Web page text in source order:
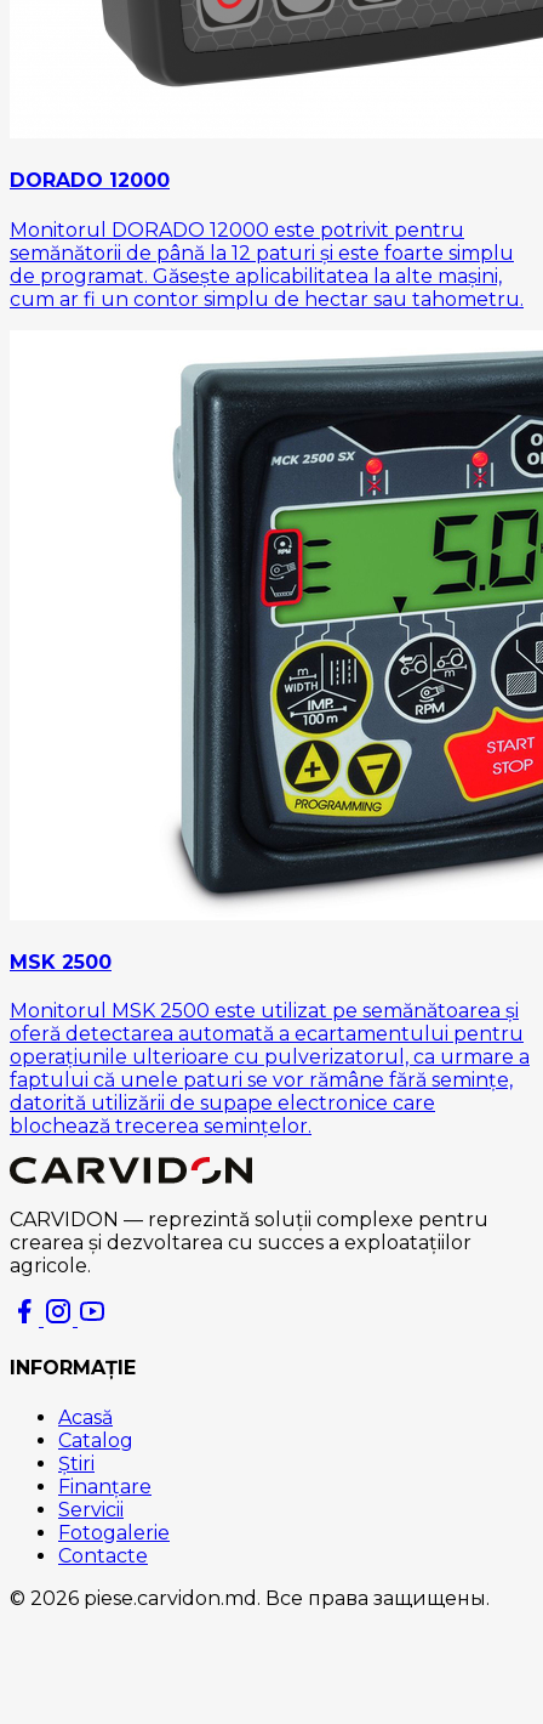
DORADO 12000
Monitorul DORADO 12000 este potrivit pentru
semănătorii de până la 12 paturi și este foarte simplu
de programat. Găsește aplicabilitatea la alte mașini,
cum ar fi un contor simplu de hectar sau tahometru.
MSK 2500
Monitorul MSK 2500 este utilizat pe semănătoarea și
oferă detectarea automată a ecartamentului pentru
operațiunile ulterioare cu pulverizatorul, ca urmare a
faptului că unele paturi se vor rămâne fără semințe,
datorită utilizării de supape electronice care
blochează trecerea semințelor.
CARVIDON — reprezintă soluții complexe pentru
crearea și dezvoltarea cu succes a exploatațiilor
agricole.
INFORMAȚIE
Acasă
Catalog
Știri
Finanțare
Servicii
Fotogalerie
Contacte
© 2026 piese.carvidon.md. Все права защищены.